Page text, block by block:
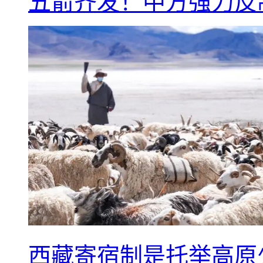
西藏寄宿制是托举高